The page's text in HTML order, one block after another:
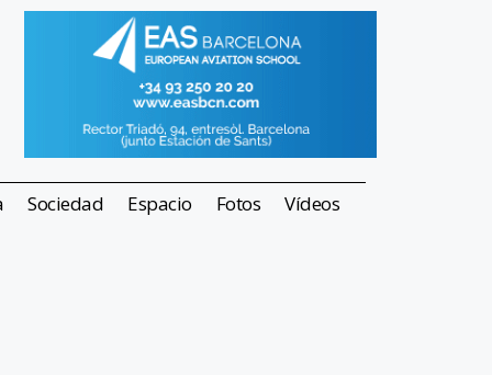
Sociedad Espacio Fotos Vídeos